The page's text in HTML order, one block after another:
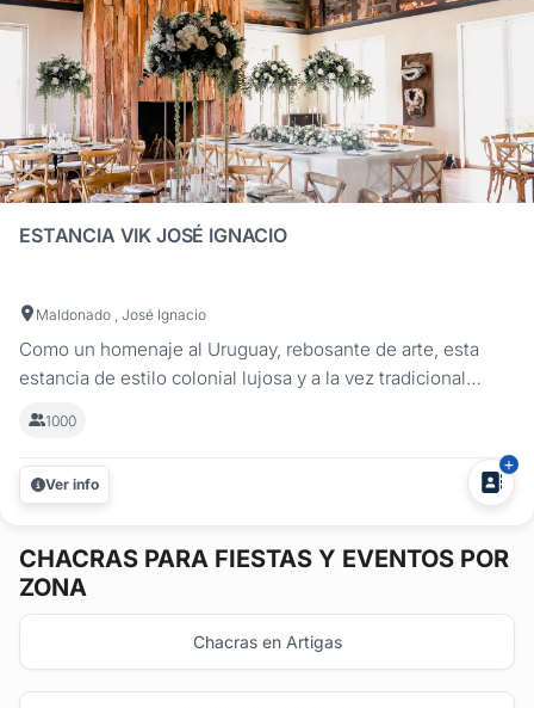
ESTANCIA VIK JOSÉ IGNACIO
Maldonado , José Ignacio
Como un homenaje al Uruguay, rebosante de arte, esta
estancia de estilo colonial lujosa y a la vez tradicional
campo, a una distancia de 8 kilómetros de la incomparable
vida de playa de...
1000
Ver info
CHACRAS PARA FIESTAS Y EVENTOS POR
ZONA
Chacras en Artigas